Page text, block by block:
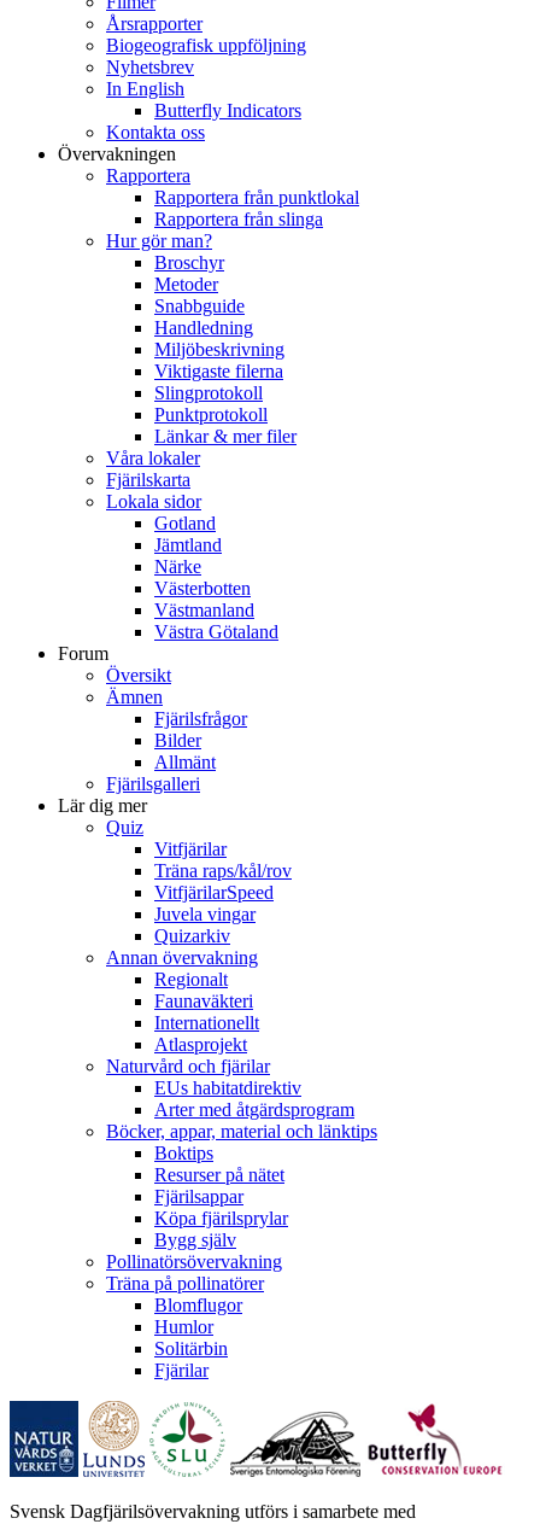
Årsrapporter
Biogeografisk uppföljning
Nyhetsbrev
In English
Butterfly Indicators
Kontakta oss
Övervakningen
Rapportera
Rapportera från punktlokal
Rapportera från slinga
Hur gör man?
Broschyr
Metoder
Snabbguide
Handledning
Miljöbeskrivning
Viktigaste filerna
Slingprotokoll
Punktprotokoll
Länkar & mer filer
Våra lokaler
Fjärilskarta
Lokala sidor
Gotland
Jämtland
Närke
Västerbotten
Västmanland
Västra Götaland
Forum
Översikt
Ämnen
Fjärilsfrågor
Bilder
Allmänt
Fjärilsgalleri
Lär dig mer
Quiz
Vitfjärilar
Träna raps/kål/rov
VitfjärilarSpeed
Juvela vingar
Quizarkiv
Annan övervakning
Regionalt
Faunaväkteri
Internationellt
Atlasprojekt
Naturvård och fjärilar
EUs habitatdirektiv
Arter med åtgärdsprogram
Böcker, appar, material och länktips
Boktips
Resurser på nätet
Fjärilsappar
Köpa fjärilsprylar
Bygg själv
Pollinatörsövervakning
Träna på pollinatörer
Blomflugor
Humlor
Solitärbin
Fjärilar
Svensk Dagfjärilsövervakning utförs i samarbete med